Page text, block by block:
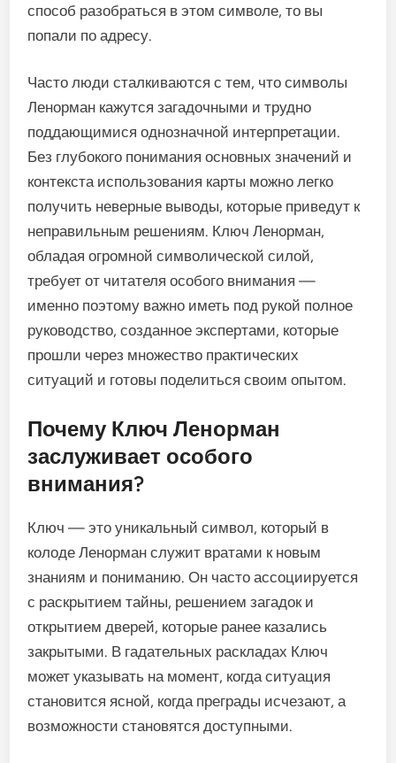
способ разобраться в этом символе, то вы
попали по адресу.
Часто люди сталкиваются с тем, что символы
Ленорман кажутся загадочными и трудно
поддающимися однозначной интерпретации.
Без глубокого понимания основных значений и
контекста использования карты можно легко
получить неверные выводы, которые приведут к
неправильным решениям. Ключ Ленорман,
обладая огромной символической силой,
требует от читателя особого внимания —
именно поэтому важно иметь под рукой полное
руководство, созданное экспертами, которые
прошли через множество практических
ситуаций и готовы поделиться своим опытом.
Почему Ключ Ленорман
заслуживает особого
внимания?
Ключ — это уникальный символ, который в
колоде Ленорман служит вратами к новым
знаниям и пониманию. Он часто ассоциируется
с раскрытием тайны, решением загадок и
открытием дверей, которые ранее казались
закрытыми. В гадательных раскладах Ключ
может указывать на момент, когда ситуация
становится ясной, когда преграды исчезают, а
возможности становятся доступными.